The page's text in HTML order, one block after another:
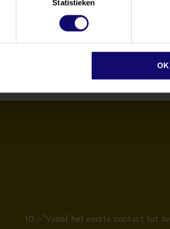
Statistieken
OK
middels deze link:Algemene Voorwaarden
10/10 "Vanaf het eerste contact tot de